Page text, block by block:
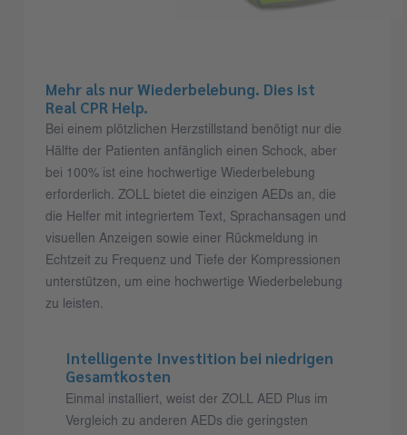
Mehr als nur Wiederbelebung. Dies ist
Real CPR Help.
Bei einem plötzlichen Herzstillstand benötigt nur die
Hälfte der Patienten anfänglich einen Schock, aber
bei 100% ist eine hochwertige Wiederbelebung
erforderlich. ZOLL bietet die einzigen AEDs an, die
die Helfer mit integriertem Text, Sprachansagen und
visuellen Anzeigen sowie einer Rückmeldung in
Echtzeit zu Frequenz und Tiefe der Kompressionen
unterstützen, um eine hochwertige Wiederbelebung
zu leisten.
Intelligente Investition bei niedrigen
Gesamtkosten
Einmal installiert, weist der ZOLL AED Plus im
Vergleich zu anderen AEDs die geringsten